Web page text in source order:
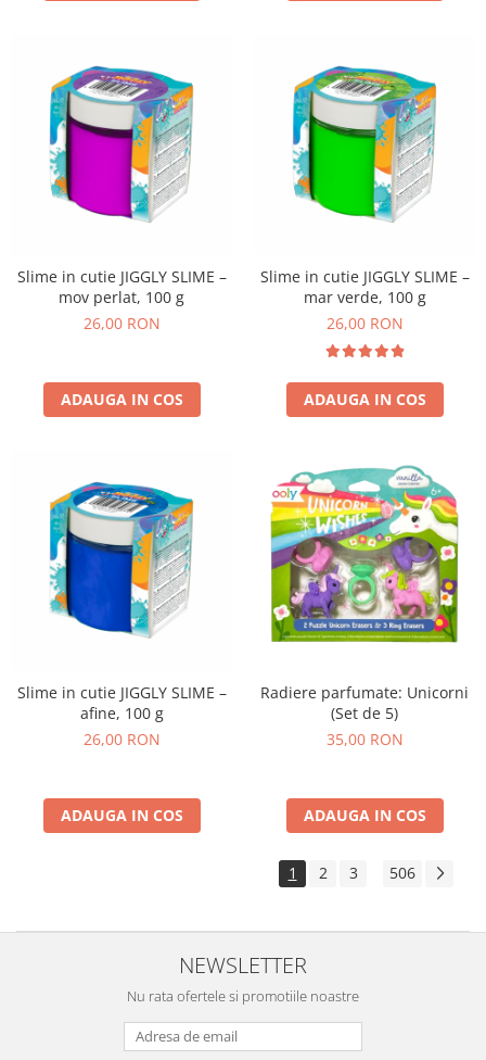
Slime in cutie JIGGLY SLIME –
mov perlat, 100 g
26,00 RON
ADAUGA IN COS
Slime in cutie JIGGLY SLIME –
mar verde, 100 g
26,00 RON
ADAUGA IN COS
Slime in cutie JIGGLY SLIME –
afine, 100 g
26,00 RON
ADAUGA IN COS
Radiere parfumate: Unicorni
(Set de 5)
35,00 RON
ADAUGA IN COS
1 2 3 506
NEWSLETTER
Nu rata ofertele si promotiile noastre